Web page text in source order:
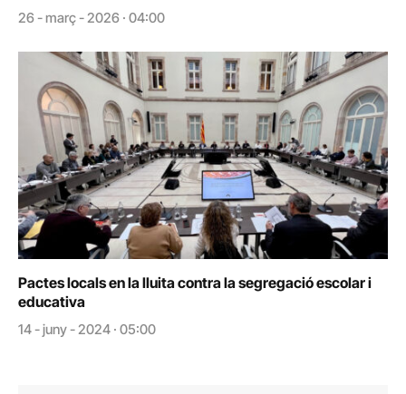
26 - març - 2026 · 04:00
Pactes locals en la lluita contra la segregació escolar i
educativa
14 - juny - 2024 · 05:00